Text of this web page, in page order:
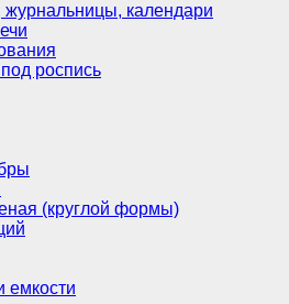
календари
роспись
(круглой формы)
емкости